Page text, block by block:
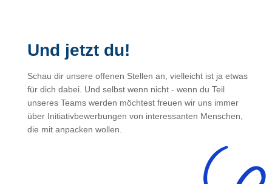
Und jetzt du!
Schau dir unsere offenen Stellen an, vielleicht ist ja etwas
für dich dabei. Und selbst wenn nicht - wenn du Teil
unseres Teams werden möchtest freuen wir uns immer
über Initiativbewerbungen von interessanten Menschen,
die mit anpacken wollen.